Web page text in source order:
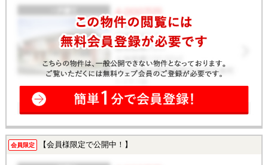
会員限定 【会員様限定で公開中！】